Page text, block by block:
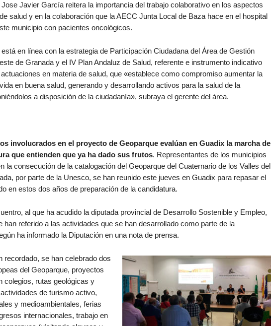
Javier García reitera la importancia del trabajo colaborativo en los aspectos
salud y en la colaboración que la AECC Junta Local de Baza hace en el hospital
municipio con pacientes oncológicos.
en línea con la estrategia de Participación Ciudadana del Área de Gestión
de Granada y el IV Plan Andaluz de Salud, referente e instrumento indicativo
en materia de salud, que «establece como compromiso aumentar la
en buena salud, generando y desarrollando activos para la salud de la
a disposición de la ciudadanía», subraya el gerente del área.
involucrados en el proyecto de Geoparque evalúan en Guadix la marcha de
que entienden que ya ha dado sus frutos. Representantes de los municipios
la consecución de la catalogación del Geoparque del Cuaternario de los Valles del
por parte de la Unesco, se han reunido este jueves en Guadix para repasar el
en estos dos años de preparación de la candidatura.
al que ha acudido la diputada provincial de Desarrollo Sostenible y Empleo,
han referido a las actividades que se han desarrollado como parte de la
ha informado la Diputación en una nota de prensa.
recordado, se han celebrado dos
del Geoparque, proyectos
colegios, rutas geológicas y
de turismo activo,
y medioambientales, ferias
internacionales, trabajo en